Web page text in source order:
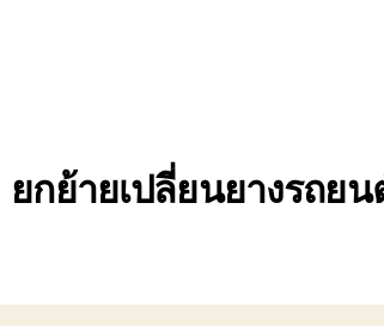
ยกย้ายเปลี่ยนยางรถย